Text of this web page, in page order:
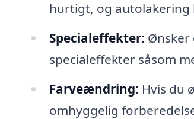
hurtigt, og autolakering
Specialeffekter: Ønsker
specialeffekter såsom
Farveændring: Hvis du
omhyggelig